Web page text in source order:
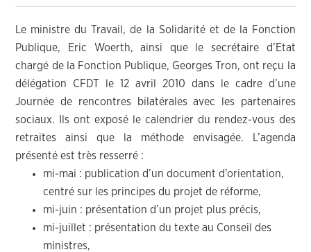
Le ministre du Travail, de la Solidarité et de la Fonction
Publique, Eric Woerth, ainsi que le secrétaire d’Etat
chargé de la Fonction Publique, Georges Tron, ont reçu la
délégation CFDT le 12 avril 2010 dans le cadre d’une
Journée de rencontres bilatérales avec les partenaires
sociaux. Ils ont exposé le calendrier du rendez-vous des
retraites ainsi que la méthode envisagée. L’agenda
présenté est très resserré :
mi-mai : publication d’un document d’orientation,
centré sur les principes du projet de réforme,
mi-juin : présentation d’un projet plus précis,
mi-juillet : présentation du texte au Conseil des
ministres,